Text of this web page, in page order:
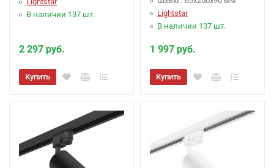
В наличии 137 шт.
2 297 руб.
Купить
Lightstar
В наличии 137 шт.
1 997 руб.
Купить